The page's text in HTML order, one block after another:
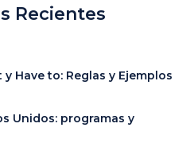
Recientes
Have to: Reglas y Ejemplos
Unidos: programas y